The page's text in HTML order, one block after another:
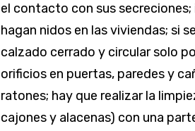
el contacto con sus
hagan nidos en las viviendas; si
calzado cerrado y circular solo
orificios en puertas, paredes y
ratones; hay que realizar la
cajones y alacenas) con una